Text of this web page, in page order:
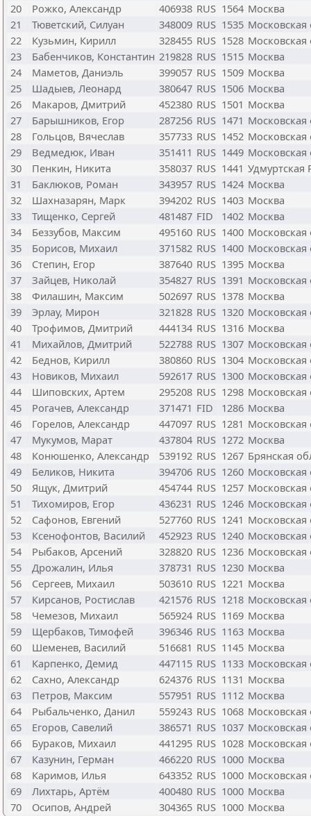
20
Рожко, Александр 406938 RUS 1564 Москва
21
Тюветский, Силуан 348009 RUS 1535 Московская
22
Кузьмин, Кирилл 328455 RUS 1528 Московская
23
Бабенчиков, Константин 219828 RUS 1515 Москва
24
Маметов, Даниэль 399057 RUS 1509 Москва
25
Шадыев, Леонард 380647 RUS 1506 Москва
26
Макаров, Дмитрий 452380 RUS 1501 Москва
27
Барышников, Егор 287256 RUS 1471 Московская
28
Гольцов, Вячеслав 357733 RUS 1452 Московская
29
Ведмедюк, Иван 351411 RUS 1449 Московская
30
Пенкин, Никита 358037 RUS 1441 Удмуртская
31
Баклюков, Роман 343957 RUS 1424 Москва
32
Шахназарян, Марк 394202 RUS 1403 Москва
33
Тищенко, Сергей 481487 FID 1402 Москва
34
Беззубов, Максим 495160 RUS 1400 Московская
35
Борисов, Михаил 371582 RUS 1400 Московская
36
Степин, Егор 387640 RUS 1395 Москва
37
Зайцев, Николай 354827 RUS 1391 Московская
38
Филашин, Максим 502697 RUS 1378 Москва
39
Эрлау, Мирон 321828 RUS 1320 Московская
40
Трофимов, Дмитрий 444134 RUS 1316 Москва
41
Михайлов, Дмитрий 522788 RUS 1307 Московская
42
Беднов, Кирилл 380860 RUS 1304 Московская
43
Новиков, Михаил 592617 RUS 1300 Московская
44
Шиповских, Артем 295208 RUS 1298 Московская
45
Рогачев, Александр 371471 FID 1286 Москва
46
Горелов, Александр 447097 RUS 1281 Московская
47
Мукумов, Марат 437804 RUS 1272 Москва
48
Конюшенко, Александр 539192 RUS 1267 Брянская
49
Беликов, Никита 394706 RUS 1260 Московская
50
Ящук, Дмитрий 454744 RUS 1257 Московская
51
Тихомиров, Егор 436231 RUS 1246 Московская
52
Сафонов, Евгений 527760 RUS 1241 Московская
53
Ксенофонтов, Василий 452923 RUS 1240 Московская
54
Рыбаков, Арсений 328820 RUS 1236 Московская
55
Дрожалин, Илья 378731 RUS 1230 Москва
56
Сергеев, Михаил 503610 RUS 1221 Москва
57
Кирсанов, Ростислав 421576 RUS 1218 Московская
58
Чемезов, Михаил 565924 RUS 1169 Москва
59
Щербаков, Тимофей 396346 RUS 1163 Москва
60
Шеменев, Василий 516681 RUS 1145 Москва
61
Карпенко, Демид 447115 RUS 1133 Московская
62
Сахно, Александр 624376 RUS 1131 Москва
63
Петров, Максим 557951 RUS 1112 Москва
64
Рыбальченко, Данил 559243 RUS 1068 Московская
65
Егоров, Савелий 386571 RUS 1037 Московская
66
Бураков, Михаил 441295 RUS 1028 Московская
67
Казунин, Герман 466220 RUS 1000 Москва
68
Каримов, Илья 643352 RUS 1000 Московская
69
Лихтарь, Артём 400480 RUS 1000 Москва
70
Осипов, Андрей 304365 RUS 1000 Москва